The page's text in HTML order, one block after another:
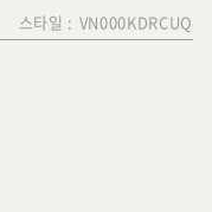
스타일 : VN000KDRCUQ